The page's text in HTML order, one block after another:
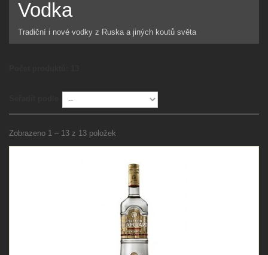
Vodka
Tradiční i nové vodky z Ruska a jiných koutů světa
Zobrazeno 1 – 13 z 13 položek